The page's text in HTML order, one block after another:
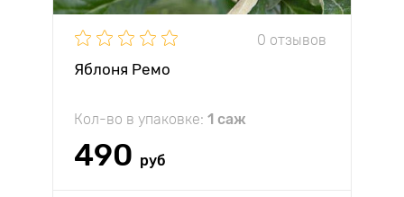
0 отзывов
Яблоня Ремо
Кол-во в упаковке: 1 саж
490 руб